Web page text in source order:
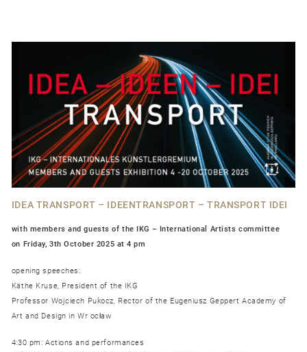
IDEA TRANSPORT – IDEENTRANSPORT – TRANSPORT IDEI
with members and guests of the IKG – International Artists committee
on Friday, 3th October 2025 at 4 pm
opening speeches:
Käthe Kruse, President of the IKG
Professor Wojciech Pukocz, Rector of the Eugeniusz Geppert Academy of
Art and Design in Wr ocław
4:30 pm: Actions and performances